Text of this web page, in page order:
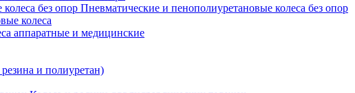
Пневматические и пенополиуретановые колеса без опор
колеса
аппаратные и медицинские
и полиуретан)